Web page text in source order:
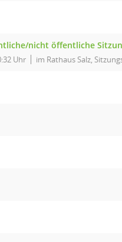
nicht öffentliche
Uhr im Rathaus Salz,